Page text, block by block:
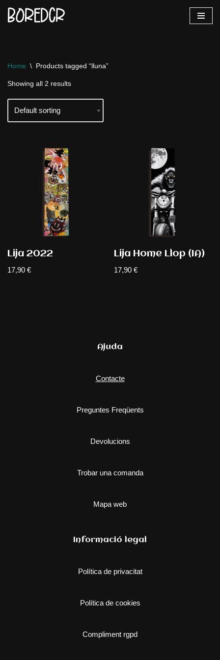
Home \ Products tagged “lluna”
Showing all 2 results
Lija 2022
17,90 €
Lija Home Llop (IA)
17,90€
Ajuda
Contacte
Preguntes Freqüents
Devolucions
Trobar una comanda
Mapa web
Informació legal
Política de privacitat
Política de cookies
Compliment rgpd